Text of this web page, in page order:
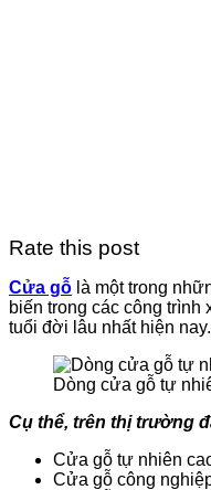
Rate this post
Cửa gỗ là một trong
biến trong các công
tuổi đời lâu nhất hiện nay.
Dòng cửa gỗ tự
Cụ thể, trên thị trường
Cửa gỗ tự nhiên
Cửa gỗ công